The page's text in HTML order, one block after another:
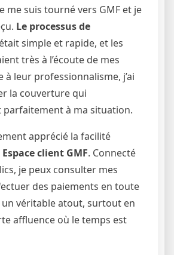
me suis tourné vers GMF et je
Le processus de
était simple et rapide, et les
très à l’écoute de mes
à leur professionnalisme, j’ai
la couverture qui
à ma situation.
apprécié la facilité
Espace client GMF. Connecté
je peux consulter mes
des paiements en toute
un véritable atout, surtout en
affluence où le temps est